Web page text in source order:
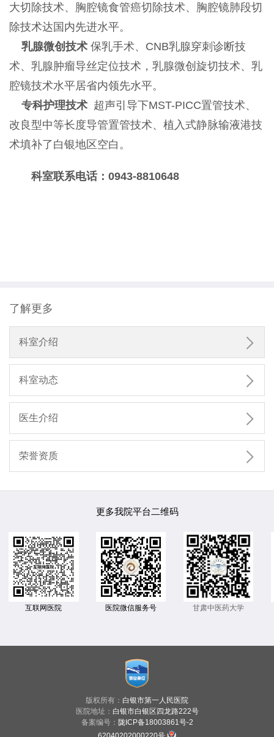
大切除技术、胸腔镜食管癌切除技术、胸腔镜肺段切
除技术达国内先进水平。
乳腺微创技术 保乳手术、CNB乳腺穿刺诊断技
术、乳腺肿瘤导丝定位技术，乳腺微创旋切技术、乳
腔镜技术水平居省内领先水平。
专科护理技术 超声引导下MST-PICC置管技术、
改良型中等长度导管置管技术、植入式静脉输液港技
术填补了白银地区空白。
科室联系电话：0943-8810648
了解更多
科室介绍 
科室动态 
医生介绍 
荣誉资质 
更多我院平台二维码
互联网医院 医院微信服务号 甘肃中医药大学
版权所有： 白银市第一人民医院
医院地址： 白银市白银区四龙路222号
备案编号： 陇ICP备18003861号-2